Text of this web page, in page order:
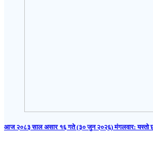
आज २०८३ साल असार १६ गते (३० जुन २०२६) मंगलवार: यस्तो